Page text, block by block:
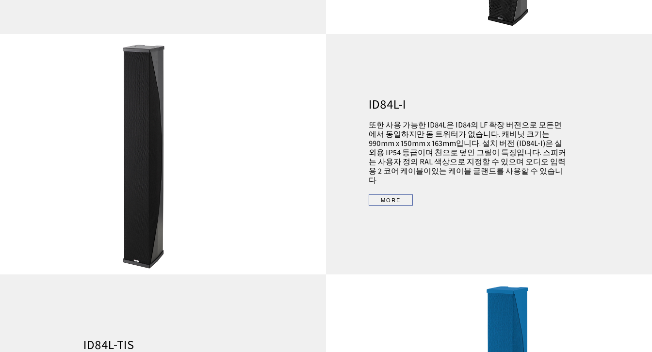
ID84L-I
또한 사용 가능한 ID84L은 ID84의 LF 확장 버전으로 모든면
에서 동일하지만 돔 트위터가 없습니다. 캐비닛 크기는
990mm x 150mm x 163mm입니다. 설치 버전 (ID84L-I)은 실
외용 IP54 등급이며 천으로 덮인 그릴이 특징입니다. 스피커
는 사용자 정의 RAL 색상으로 지정할 수 있으며 오디오 입력
용 2 코어 케이블이있는 케이블 글랜드를 사용할 수 있습니
다
ID84L-TIS